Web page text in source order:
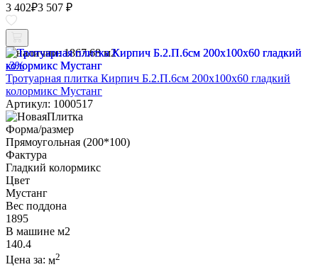
3 402₽3 507 ₽
В наличии: 1867.68 м2
-3%
Тротуарная плитка Кирпич Б.2.П.6см 200х100х60 гладкий
колормикс Мустанг
Артикул: 1000517
Форма/размер
Прямоугольная (200*100)
Фактура
Гладкий колормикс
Цвет
Мустанг
Вес поддона
1895
В машине м2
140.4
Цена за: м2